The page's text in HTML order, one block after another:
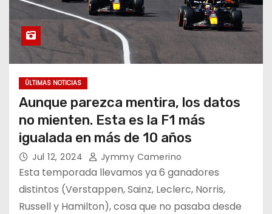
ÚLTIMAS NOTICIAS
Aunque parezca mentira, los datos
no mienten. Esta es la F1 más
igualada en más de 10 años
Jul 12, 2024 Jymmy Camerino
Esta temporada llevamos ya 6 ganadores
distintos (Verstappen, Sainz, Leclerc, Norris,
Russell y Hamilton), cosa que no pasaba desde